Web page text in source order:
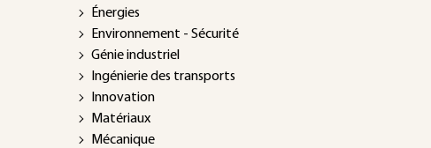
Énergies
Environnement - Sécurité
Génie industriel
Ingénierie des transports
Innovation
Matériaux
Mécanique